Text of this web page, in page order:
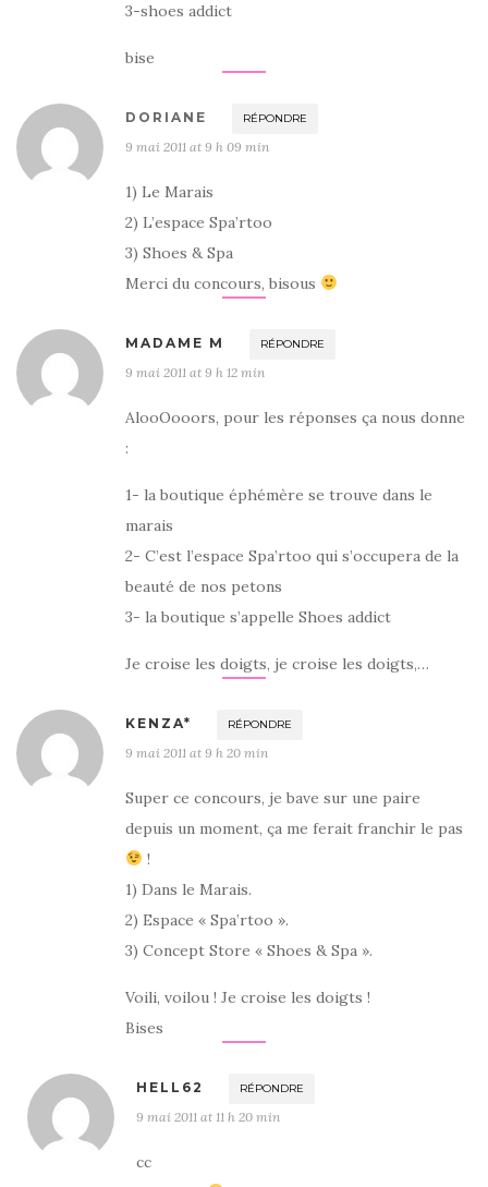
3-shoes addict
bise
DORIANE RÉPONDRE
9 mai 2011 at 9 h 09 min
1) Le Marais
2) L’espace Spa’rtoo
3) Shoes & Spa
Merci du concours, bisous
MADAME M RÉPONDRE
9 mai 2011 at 9 h 12 min
AlooOooors, pour les réponses ça nous donne
:
1- la boutique éphémère se trouve dans le
marais
2- C’est l’espace Spa’rtoo qui s’occupera de la
beauté de nos petons
3- la boutique s’appelle Shoes addict
Je croise les doigts, je croise les doigts,…
KENZA* RÉPONDRE
9 mai 2011 at 9 h 20 min
Super ce concours, je bave sur une paire
depuis un moment, ça me ferait franchir le pas
!
1) Dans le Marais.
2) Espace « Spa’rtoo ».
3) Concept Store « Shoes & Spa ».
Voili, voilou ! Je croise les doigts !
Bises
HELL62 RÉPONDRE
9 mai 2011 at 11 h 20 min
cc